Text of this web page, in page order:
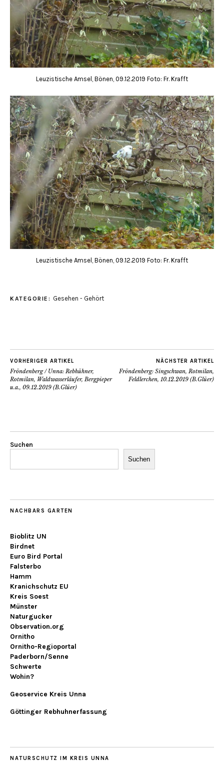
Leuzistische Amsel, Bönen, 09.12.2019 Foto: Fr. Krafft
Leuzistische Amsel, Bönen, 09.12.2019 Foto: Fr. Krafft
KATEGORIE: Gesehen - Gehört
VORHERIGER ARTIKEL
Fröndenberg / Unna: Rebhühner,
Rotmilan, Waldwasserläufer, Bergpieper
u.a., 09.12.2019 (B.Glüer)
NÄCHSTER ARTIKEL
Fröndenberg: Singschwan, Rotmilan,
Feldlerchen, 10.12.2019 (B.Glüer)
Suchen
Suchen
NACHBARS GARTEN
Bioblitz UN
Birdnet
Euro Bird Portal
Falsterbo
Hamm
Kranichschutz EU
Kreis Soest
Münster
Naturgucker
Observation.org
Ornitho
Ornitho-Regioportal
Paderborn/Senne
Schwerte
Wohin?
Geoservice Kreis Unna
Göttinger Rebhuhnerfassung
NATURSCHUTZ IM KREIS UNNA